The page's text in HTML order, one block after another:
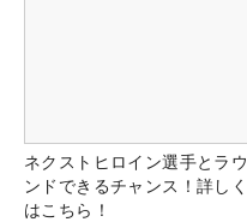
ネクストヒロイン選手とラウ
ンドできるチャンス！詳しく
はこちら！